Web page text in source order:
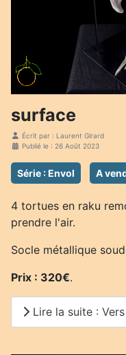
surface
Écrit par : Laurent Girard
Publié le : 26 Août 2023
Série : Envol A
4 tortues en raku
prendre l'air.
Socle métallique
Prix : 320€.
Lire la suite :